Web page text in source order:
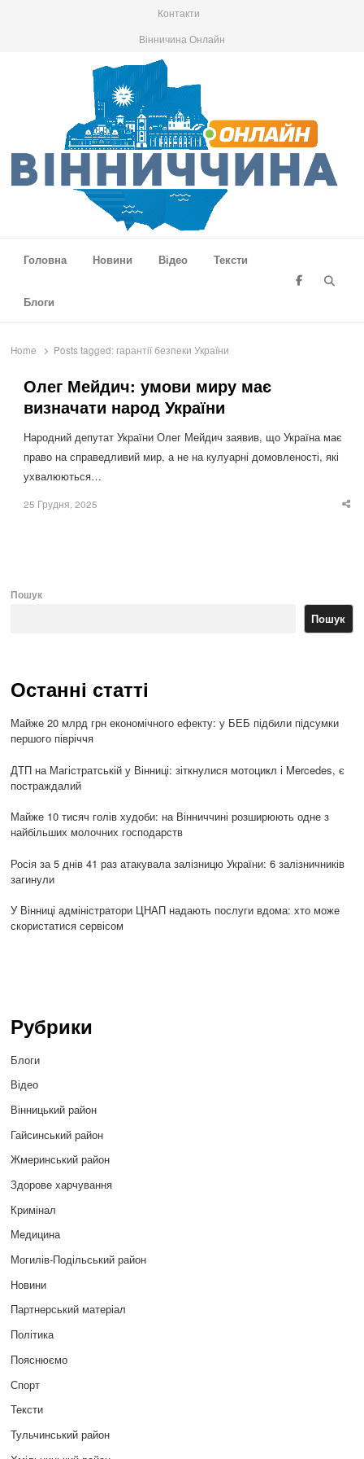
Контакти
Вінничина Онлайн
Головна
Новини Відео Тексти
Блоги
Home Posts tagged: гарантії безпеки України
Олег Мейдич: умови миру має
визначати народ України
Народний депутат України Олег Мейдич заявив, що Україна має
право на справедливий мир, а не на кулуарні домовленості, які
ухвалюються…
25 Грудня, 2025
Пошук
Пошук
Останні статті
Майже 20 млрд грн економічного ефекту: у БЕБ підбили підсумки
першого півріччя
ДТП на Магістратській у Вінниці: зіткнулися мотоцикл і Mercedes, є
постраждалий
Майже 10 тисяч голів худоби: на Вінниччині розширюють одне з
найбільших молочних господарств
Росія за 5 днів 41 раз атакувала залізницю України: 6 залізничників
загинули
У Вінниці адміністратори ЦНАП надають послуги вдома: хто може
скористатися сервісом
Рубрики
Блоги
Відео
Вінницький район
Гайсинський район
Жмеринський район
Здорове харчування
Кримінал
Медицина
Могилів-Подільський район
Новини
Партнерський матеріал
Політика
Пояснюємо
Спорт
Тексти
Тульчинський район